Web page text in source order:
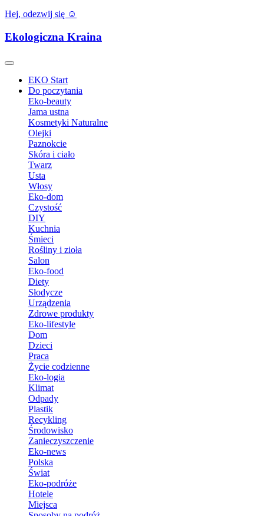
Hej, odezwij się ☺️
Ekologiczna Kraina
EKO Start
Do poczytania
Eko-beauty
Jama ustna
Kosmetyki Naturalne
Olejki
Paznokcie
Skóra i ciało
Twarz
Usta
Włosy
Eko-dom
Czystość
DIY
Kuchnia
Śmieci
Rośliny i zioła
Salon
Eko-food
Diety
Słodycze
Urządzenia
Zdrowe produkty
Eko-lifestyle
Dom
Dzieci
Praca
Życie codzienne
Eko-logia
Klimat
Odpady
Plastik
Recykling
Środowisko
Zanieczyszczenie
Eko-news
Polska
Świat
Eko-podróże
Hotele
Miejsca